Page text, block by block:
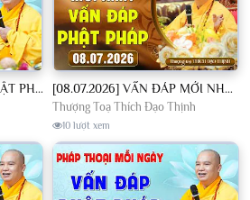
[08.07.2026] VẤN ĐÁP PHẬT PHÁP - Nghe Thầy giảng Pháp mỗi ngày CÔNG ĐỨC VÔ LƯỢNG│TT. Thích Đạo Thịnh [08.07.2026] VẤN ĐÁP MỚI NHẤT - Pháp Hội Địa Tạng Chùa Khai Nguyên | TT. Thích Đạo Thịnh
Thượng Toạ Thích Đạo Thịnh
10 lượt xem